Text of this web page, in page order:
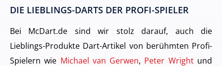
DIE LIEBLINGS-DARTS DER PROFI-SPIELER
Bei McDart.de sind wir stolz darauf, auch die
Lieblings-Produkte Dart-Artikel von berühmten Profi-
Spielern wie Michael van Gerwen, Peter Wrightund